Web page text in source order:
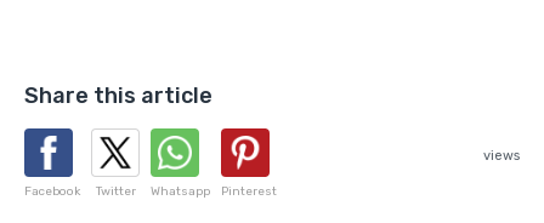
Share this article
Facebook Twitter Whatsapp Pinterest
views